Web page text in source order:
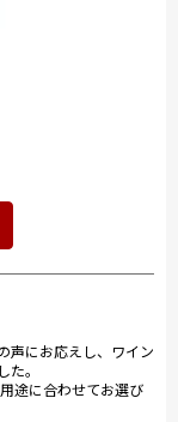
声にお応えし、ワイン
。
途に合わせてお選び